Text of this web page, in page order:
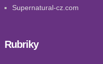
Supernatural-cz.com
Rubriky